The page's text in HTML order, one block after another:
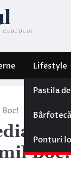
Lifestyle
Pastila
Bârfotecă
Ponturi
10
Boc!